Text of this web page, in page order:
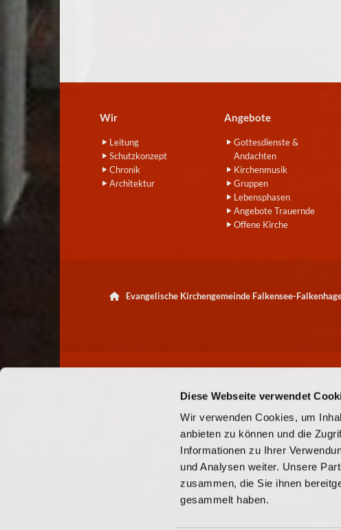
Diese Webseite verwendet
Wir verwenden Cookies, um
anbieten zu können und die
Informationen zu Ihrer
und Analysen weiter. Unsere
zusammen, die Sie ihnen
gesammelt haben.
Wir
Leitung
Schutzkonzept
Chronik
Architektur
Angebote
Gottesdienste &
Andachten
Kirchenmusik
Gruppen
Lebensphasen
Angebote Trauernde
Offene Kirche
 Evangelische Kirchengemeinde Falkensee-